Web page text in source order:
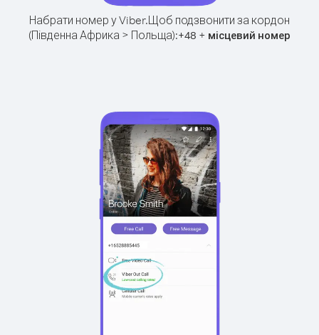
Набрати номер у Viber.Щоб подзвонити за кордон
(Південна Африка > Польща):+48 + місцевий номер